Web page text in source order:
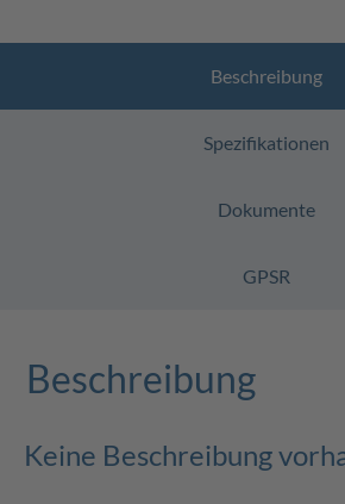
Beschreibung
Spezifikationen
Dokumente
GPSR
Beschreibung
Keine Beschreibung